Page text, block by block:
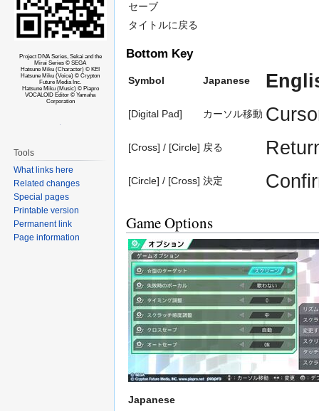
セーブ
タイトルに戻る
Bottom Key
Symbol Japanese
[Digital Pad] カーソル移動
[Cross] / [Circle] 戻る
[Circle] / [Cross] 決定
Game Options
Japanese
Project DIVA Series, Sekai and the
Mirai Series © SEGA
Hatsune Miku (Character) © KEI
Hatsune Miku (Voice) © Crypton
Future Media Inc.
Hatsune Miku (Music) © Piapro
VOCALOID Editor © Yamaha
Corporation
Tools
What links here
Related changes
Special pages
Printable version
Permanent link
Page information